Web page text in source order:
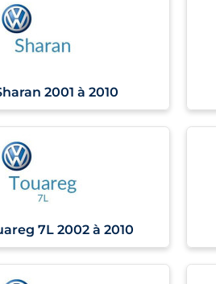
2001 à 2010
7L 2002 à 2010